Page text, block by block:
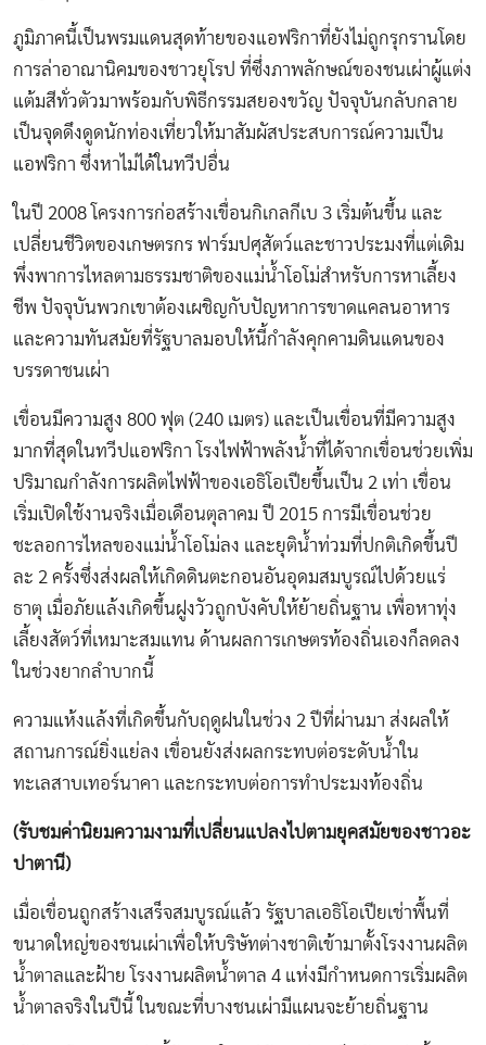
ภูมิภาคนี้เป็นพรมแดนสุดท้ายของแอฟริกาที่ยังไม่ถูกรุกรานโดย
การล่าอาณานิคมของชาวยุโรป ที่ซึ่งภาพลักษณ์ของชนเผ่าผู้แต่ง
แต้มสีทั่วตัวมาพร้อมกับพิธีกรรมสยองขวัญ ปัจจุบันกลับกลาย
เป็นจุดดึงดูดนักท่องเที่ยวให้มาสัมผัสประสบการณ์ความเป็น
แอฟริกา ซึ่งหาไม่ได้ในทวีปอื่น
ในปี 2008 โครงการก่อสร้างเขื่อนกิเกลกีเบ 3 เริ่มต้นขึ้น และ
เปลี่ยนชีวิตของเกษตรกร ฟาร์มปศุสัตว์และชาวประมงที่แต่เดิม
พึ่งพาการไหลตามธรรมชาติของแม่น้ำโอโม่สำหรับการหาเลี้ยง
ชีพ ปัจจุบันพวกเขาต้องเผชิญกับปัญหาการขาดแคลนอาหาร
และความทันสมัยที่รัฐบาลมอบให้นี้กำลังคุกคามดินแดนของ
บรรดาชนเผ่า
เขื่อนมีความสูง 800 ฟุต (240 เมตร) และเป็นเขื่อนที่มีความสูง
มากที่สุดในทวีปแอฟริกา โรงไฟฟ้าพลังน้ำที่ได้จากเขื่อนช่วยเพิ่ม
ปริมาณกำลังการผลิตไฟฟ้าของเอธิโอเปียขึ้นเป็น 2 เท่า เขื่อน
เริ่มเปิดใช้งานจริงเมื่อเดือนตุลาคม ปี 2015 การมีเขื่อนช่วย
ชะลอการไหลของแม่น้ำโอโม่ลง และยุติน้ำท่วมที่ปกติเกิดขึ้นปี
ละ 2 ครั้งซึ่งส่งผลให้เกิดดินตะกอนอันอุดมสมบูรณ์ไปด้วยแร่
ธาตุ เมื่อภัยแล้งเกิดขึ้นฝูงวัวถูกบังคับให้ย้ายถิ่นฐาน เพื่อหาทุ่ง
เลี้ยงสัตว์ที่เหมาะสมแทน ด้านผลการเกษตรท้องถิ่นเองก็ลดลง
ในช่วงยากลำบากนี้
ความแห้งแล้งที่เกิดขึ้นกับฤดูฝนในช่วง 2 ปีที่ผ่านมา ส่งผลให้
สถานการณ์ยิ่งแย่ลง เขื่อนยังส่งผลกระทบต่อระดับน้ำใน
ทะเลสาบเทอร์นาคา และกระทบต่อการทำประมงท้องถิ่น
(รับชมค่านิยมความงามที่เปลี่ยนแปลงไปตามยุคสมัยของชาวอะ
ปาตานี)
เมื่อเขื่อนถูกสร้างเสร็จสมบูรณ์แล้ว รัฐบาลเอธิโอเปียเช่าพื้นที่
ขนาดใหญ่ของชนเผ่าเพื่อให้บริษัทต่างชาติเข้ามาตั้งโรงงานผลิต
น้ำตาลและฝ้าย โรงงานผลิตน้ำตาล 4 แห่งมีกำหนดการเริ่มผลิต
น้ำตาลจริงในปีนี้ ในขณะที่บางชนเผ่ามีแผนจะย้ายถิ่นฐาน